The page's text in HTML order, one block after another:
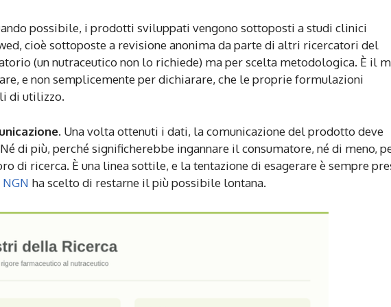
possibile, i prodotti sviluppati vengono sottoposti a studi clinici
cioè sottoposte a revisione anonima da parte di altri ricercatori del
(un nutraceutico non lo richiede) ma per scelta metodologica. È il
e non semplicemente per dichiarare, che le proprie formulazioni
di utilizzo.
Una volta ottenuti i dati, la comunicazione del prodotto deve
di più, perché significherebbe ingannare il consumatore, né di meno,
di ricerca. È una linea sottile, e la tentazione di esagerare è sempre
NGN ha scelto di restarne il più possibile lontana.